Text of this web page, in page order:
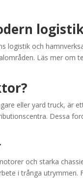
logistik och
Läs mer om
eller yard truck, är
Dessa
och starka
i trånga